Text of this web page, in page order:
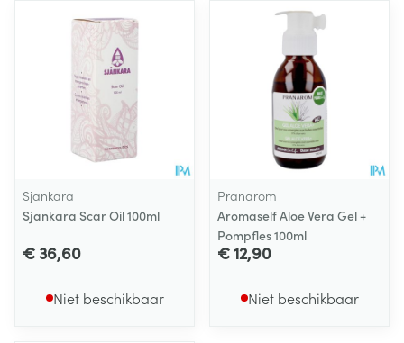
Sjankara
Sjankara Scar Oil 100ml
€ 36,60
Niet beschikbaar
Pranarom
Aromaself Aloe Vera Gel +
Pompfles 100ml
€ 12,90
Niet beschikbaar